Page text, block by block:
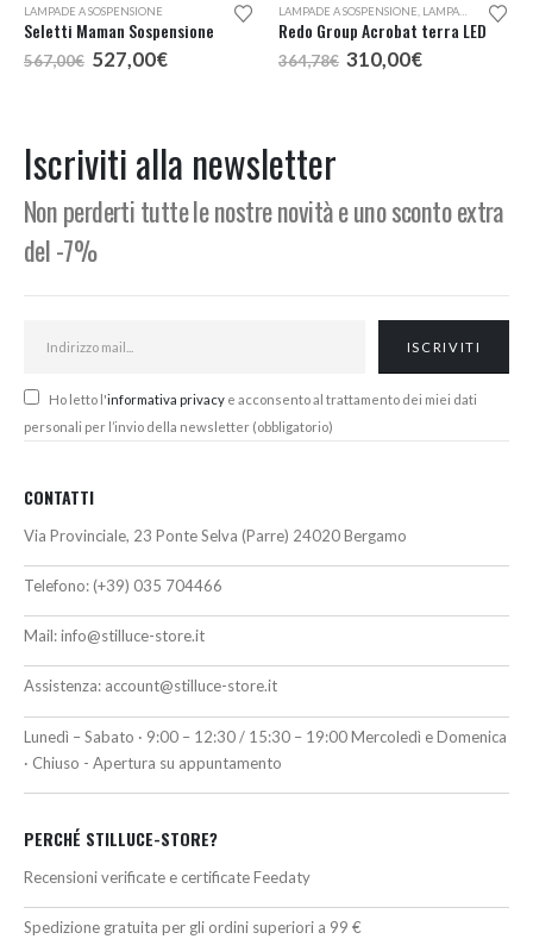
LAMPADE A SOSPENSIONE
Seletti Maman Sospensione
567,00€ Il
prezzo
527,00€Il
LAMPADE A SOSPENSIONE LAMPADE DA TERRA
Redo Group Acrobat terra LED
364,78€ Il
prezzo
310,00€Il
Iscriviti alla newsletter
Non perderti tutte le nostre novità e uno sconto extra
del -7%
Ho letto l'informativa privacy e acconsento al trattamento dei miei dati
personali per l’invio della newsletter (obbligatorio)
CONTATTI
Via Provinciale, 23 Ponte Selva (Parre) 24020 Bergamo
Telefono: (+39) 035 704466
Mail:info@stilluce-store.it
Assistenza: account@stilluce-store.it
Lunedì – Sabato · 9:00 – 12:30 / 15:30 – 19:00 Mercoledì e Domenica
· Chiuso - Apertura su appuntamento
PERCHÉ STILLUCE-STORE?
Recensioni verificate e certificate Feedaty
Spedizione gratuita per gli ordini superiori a 99 €